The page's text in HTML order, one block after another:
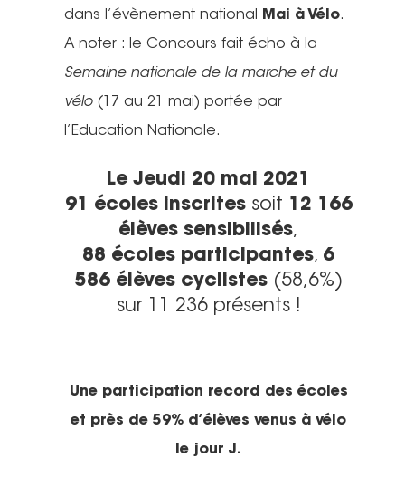
dans l’évènement national
Mai à Vélo.
A noter : le Concours fait écho à la
Semaine nationale de la marche et du
vélo (17 au 21 mai) portée par
l’Education Nationale.
Le Jeudi 20 mai 2021
91 écoles inscritessoit 12 166
élèves sensibilisés,
88 écoles participantes, 6
586 élèves cyclistes(58,6%)
sur 11 236 présents !
Une participation record des écoles
et près de 59% d’élèves venus à vélo
le jour J.